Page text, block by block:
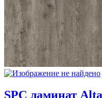
SPC ламинат